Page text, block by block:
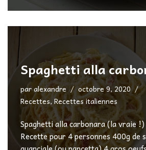
Spaghetti alla
paralexandre
octobre 9, 2020
Recettes, Recettes italiennes
Spaghetti alla carbonara (la vraie
Recette pour 4 personnes 400g de